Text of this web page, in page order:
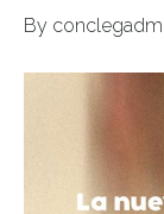
By conclegadm